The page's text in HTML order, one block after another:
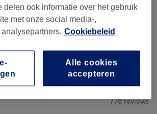
& Styling (5) vanaf €15
778 reviews
delen ook informatie over het gebruik
met onze social media-,
Cookiebeleid
Alle cookies
accepteren